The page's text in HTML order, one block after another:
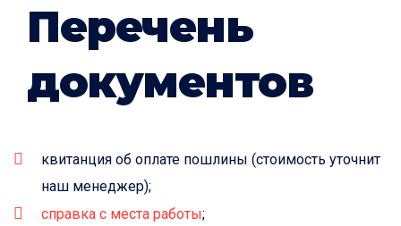
Перечень
документов
квитанция об оплате пошлины (стоимость уточнит
наш менеджер);
справка с места работы;